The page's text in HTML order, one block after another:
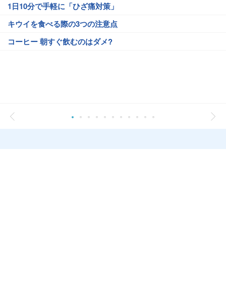
1日10分で手軽に「ひざ痛対策」
キウイを食べる際の3つの注意点
コーヒー 朝すぐ飲むのはダメ?